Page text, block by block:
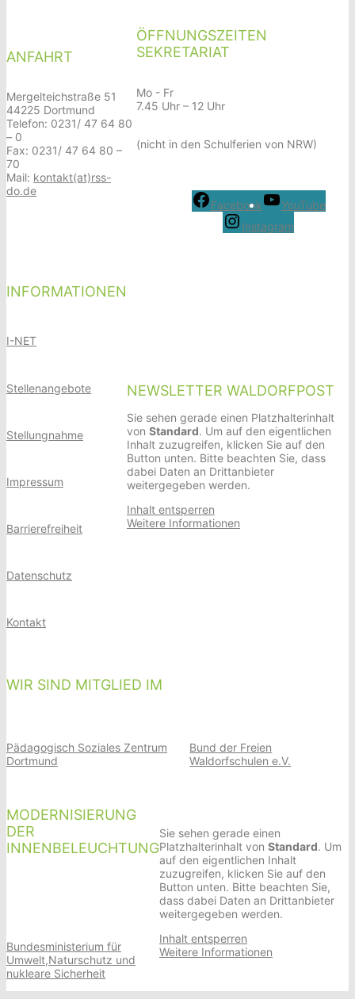
ANFAHRT
Mergelteichstraße 51
44225 Dortmund
Telefon: 0231/ 47 64 80
– 0
Fax: 0231/ 47 64 80 –
70
Mail: kontakt(at)rss-
do.de
ÖFFNUNGSZEITEN
SEKRETARIAT
Mo - Fr
7.45 Uhr – 12 Uhr
(nicht in den Schulferien von NRW)
Facebook
YouTube
Instagram
INFORMATIONEN
I-NET
Stellenangebote
Stellungnahme
Impressum
Barrierefreiheit
Datenschutz
Kontakt
NEWSLETTER WALDORFPOST
Sie sehen gerade einen Platzhalterinhalt
von Standard. Um auf den eigentlichen
Inhalt zuzugreifen, klicken Sie auf den
Button unten. Bitte beachten Sie, dass
dabei Daten an Drittanbieter
weitergegeben werden.
Inhalt entsperren
Weitere Informationen
WIR SIND MITGLIED IM
Pädagogisch Soziales Zentrum
Dortmund
Bund der Freien
Waldorfschulen e.V.
MODERNISIERUNG
DER
INNENBELEUCHTUNG
Bundesministerium für
Umwelt,Naturschutz und
nukleare Sicherheit
Sie sehen gerade einen
Platzhalterinhalt von Standard. Um
auf den eigentlichen Inhalt
zuzugreifen, klicken Sie auf den
Button unten. Bitte beachten Sie,
dass dabei Daten an Drittanbieter
weitergegeben werden.
Inhalt entsperren
Weitere Informationen